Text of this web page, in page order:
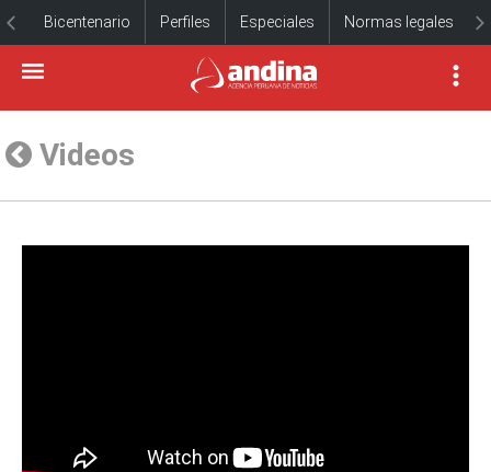
Bicentenario Perfiles Especiales Normas legales
Videos